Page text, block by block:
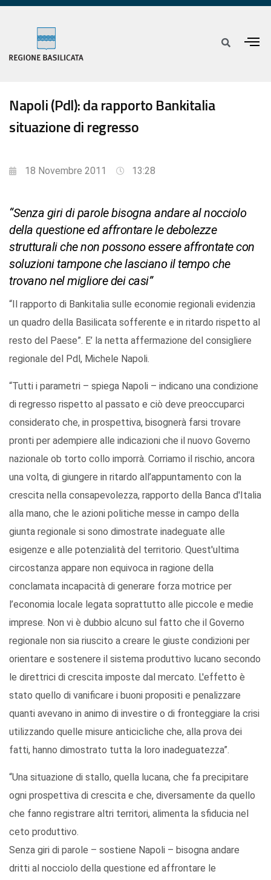
Napoli (Pdl): da rapporto Bankitalia
situazione di regresso
18 Novembre 2011 13:28
“Senza giri di parole bisogna andare al nocciolo
della questione ed affrontare le debolezze
strutturali che non possono essere affrontate con
soluzioni tampone che lasciano il tempo che
trovano nel migliore dei casi”
“Il rapporto di Bankitalia sulle economie regionali evidenzia
un quadro della Basilicata sofferente e in ritardo rispetto al
resto del Paese”. E’ la netta affermazione del consigliere
regionale del Pdl, Michele Napoli.
“Tutti i parametri – spiega Napoli – indicano una condizione
di regresso rispetto al passato e ciò deve preoccuparci
considerato che, in prospettiva, bisognerà farsi trovare
pronti per adempiere alle indicazioni che il nuovo Governo
nazionale ob torto collo imporrà. Corriamo il rischio, ancora
una volta, di giungere in ritardo all’appuntamento con la
crescita nella consapevolezza, rapporto della Banca d'Italia
alla mano, che le azioni politiche messe in campo della
giunta regionale si sono dimostrate inadeguate alle
esigenze e alle potenzialità del territorio. Quest'ultima
circostanza appare non equivoca in ragione della
conclamata incapacità di generare forza motrice per
l’economia locale legata soprattutto alle piccole e medie
imprese. Non vi è dubbio alcuno sul fatto che il Governo
regionale non sia riuscito a creare le giuste condizioni per
orientare e sostenere il sistema produttivo lucano secondo
le direttrici di crescita imposte dal mercato. L'effetto è
stato quello di vanificare i buoni propositi e penalizzare
quanti avevano in animo di investire o di fronteggiare la crisi
utilizzando quelle misure anticicliche che, alla prova dei
fatti, hanno dimostrato tutta la loro inadeguatezza”.
“Una situazione di stallo, quella lucana, che fa precipitare
ogni prospettiva di crescita e che, diversamente da quello
che fanno registrare altri territori, alimenta la sfiducia nel
ceto produttivo.
Senza giri di parole – sostiene Napoli – bisogna andare
dritti al nocciolo della questione ed affrontare le